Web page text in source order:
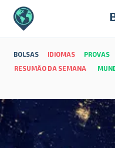
BOLSAS IDIOMAS PROVAS
RESUMÃO DA SEMANA